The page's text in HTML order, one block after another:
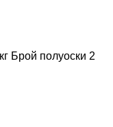
Брой полуоски 2